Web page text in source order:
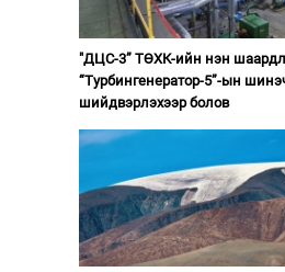
"ДЦС-3” ТӨХК-ийн нэн
“Турбингенератор-5”-ын
шийдвэрлэхээр болов